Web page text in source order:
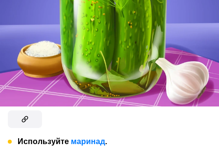
Используйте маринад.